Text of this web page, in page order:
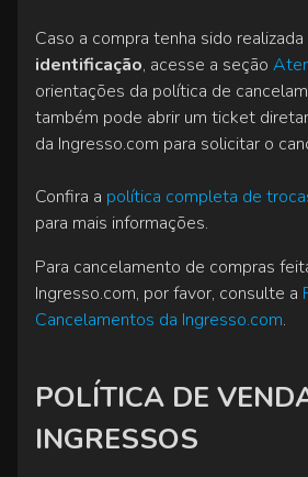
Caso a compra tenha sido realizada
identificação, acesse a seção
orientações da política de
também pode abrir um ticket
da Ingresso.com para solicitar o
Confira a política completa de
para mais informações.
Para cancelamento de compras
Ingresso.com, por favor, consulte a
Cancelamentos da Ingresso.com.
POLÍTICA DE
INGRESSOS